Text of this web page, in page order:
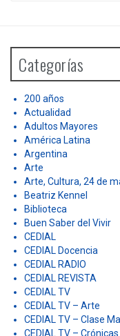
h
o
Categorías
200 años
Actualidad
Adultos Mayores
América Latina
Argentina
Arte
Arte, Cultura, 24 de
Beatriz Kennel
Biblioteca
Buen Saber del Vivir
CEDIAL
CEDIAL Docencia
CEDIAL RADIO
CEDIAL REVISTA
CEDIAL TV
CEDIAL TV – Arte
CEDIAL TV – Clase
CEDIAL TV –